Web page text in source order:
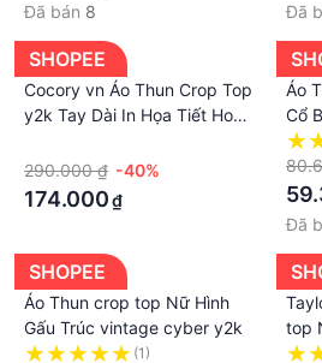
Đã bán 8
Đã
SHOPEE
Cocory vn Áo Thun Crop Top
y2k Tay Dài In Họa Tiết Hoạt
Thời Trang Cho Nữ
290.000 ₫ -40%
174.000₫
Áo
Cổ
Đã
SHOPEE
Áo Thun crop top Nữ Hình
Gấu Trúc vintage cyber y2k
(1)
top
the